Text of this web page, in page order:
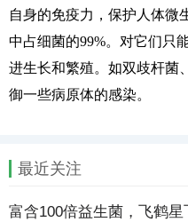
自身的免疫力，保护人体微
中占细菌的99%。对它们只
进生长和繁殖。如双歧杆菌
御一些病原体的感染。
最近关注
富含100倍益生菌，飞鹤